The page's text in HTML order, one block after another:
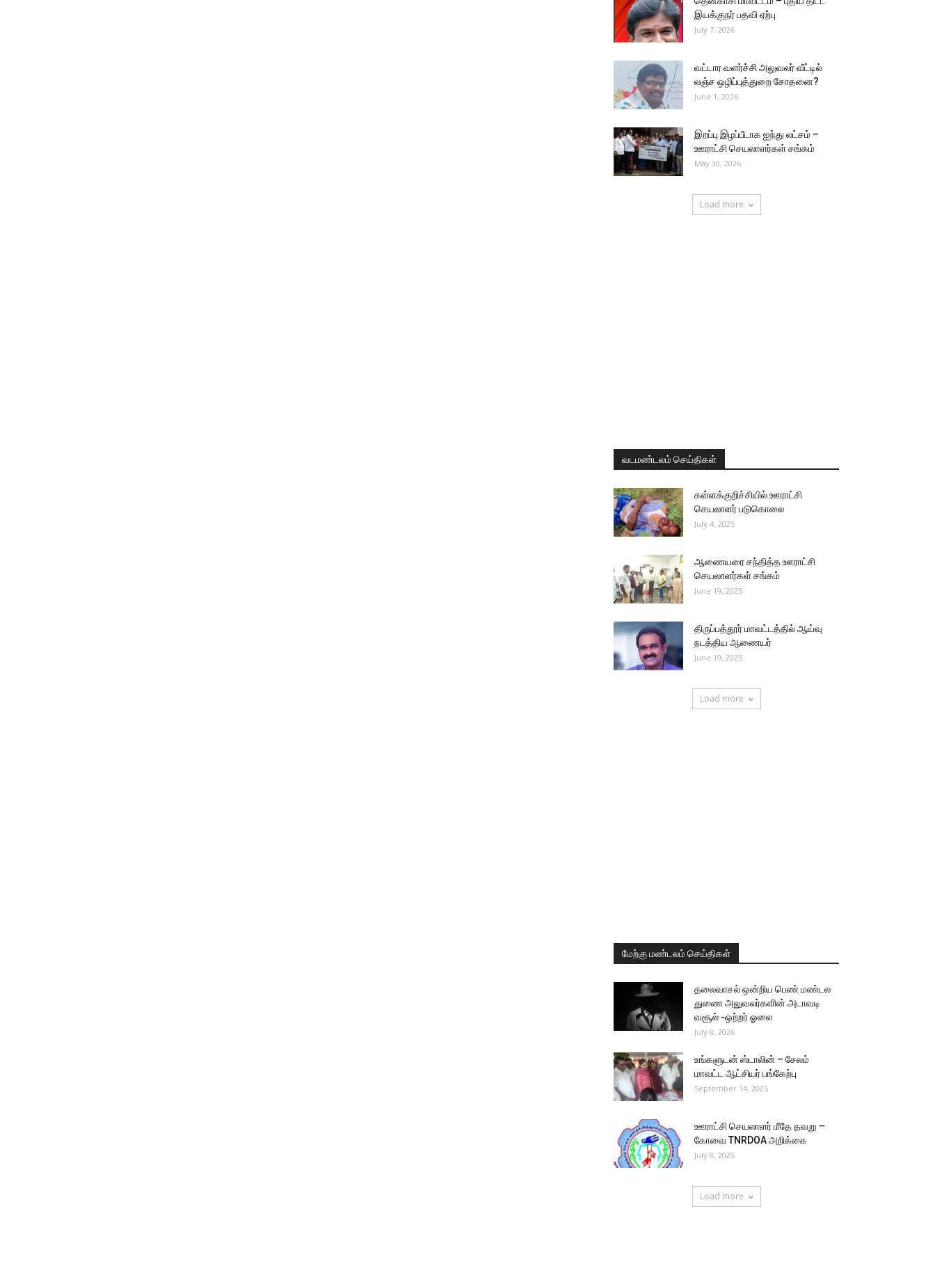
இயக்குநர் பதவி ஏற்பு
July 7, 2026
வட்டார வளர்ச்சி அலுவலர் வீட்டில்
லஞ்ச ஒழிப்புத்துறை சோதனை?
June 1, 2026
இறப்பு இழப்பீடாக ஐந்து லட்சம் –
ஊராட்சி செயலாளர்கள் சங்கம்
May 30, 2026
Load more
வடமண்டலம் செய்திகள்
கள்ளக்குறிச்சியில் ஊராட்சி
செயலாளர் படுகொலை
July 4, 2025
ஆணையரை சந்தித்த ஊராட்சி
செயலாளர்கள் சங்கம்
June 19, 2025
திருப்பத்தூர் மாவட்டத்தில் ஆய்வு
நடத்திய ஆணையர்
June 19, 2025
Load more
மேற்கு மண்டலம் செய்திகள்
தலைவாசல் ஒன்றிய பெண் மண்டல
துணை அலுவலர்களின் அடாவடி
வசூல் -ஒற்றர் ஓலை
July 8, 2026
உங்களுடன் ஸ்டாலின் – சேலம்
மாவட்ட ஆட்சியர் பங்கேற்பு
September 14, 2025
ஊராட்சி செயலாளர் மீதே தவறு –
கோவை TNRDOA அறிக்கை
July 8, 2025
Load more